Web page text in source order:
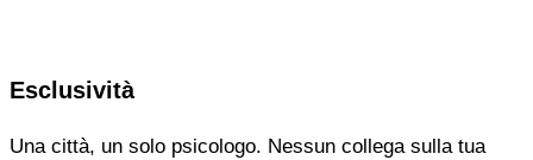
Esclusività
Una città, un solo psicologo. Nessun collega sulla tua